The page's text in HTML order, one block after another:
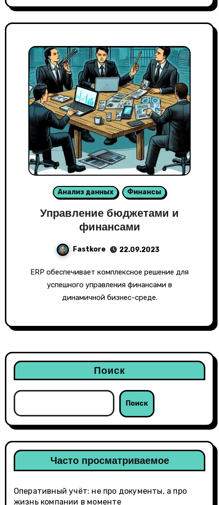
Анализ данных Финансы
Управление бюджетами и
финансами
Fastkore 22.09.2023
ERP обеспечивает комплексное решение для
успешного управления финансами в
динамичной бизнес-среде.
Поиск
Поиск
Часто просматриваемое
Оперативный учёт: не про документы, а про
жизнь компании в моменте